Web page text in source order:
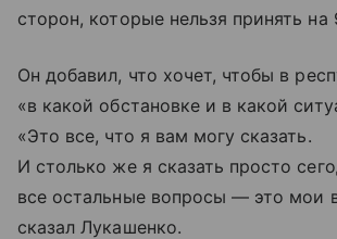
сторон, которые нельзя принять на
Он добавил, что хочет, чтобы в
«в какой обстановке и в какой
«Это все, что я вам могу сказать.
И столько же я сказать просто
все остальные вопросы — это мои
сказал Лукашенко.